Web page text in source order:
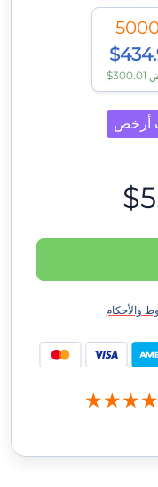
أرخص
والأحكام